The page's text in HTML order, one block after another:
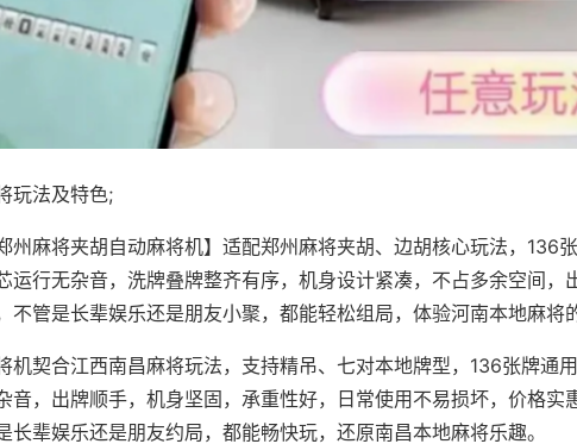
玩法及特色;
郑州麻将夹胡自动麻将机】适配郑州麻将夹胡、边胡核心玩法，136
运行无杂音，洗牌叠牌整齐有序，机身设计紧凑，不占多余空间，
不管是长辈娱乐还是朋友小聚，都能轻松组局，体验河南本地麻将
机契合江西南昌麻将玩法，支持精吊、七对本地牌型，136张牌通
音，出牌顺手，机身坚固，承重性好，日常使用不易损坏，价格实
长辈娱乐还是朋友约局，都能畅快玩，还原南昌本地麻将乐趣。